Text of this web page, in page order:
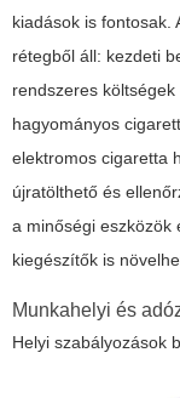
kiadások is fontosak.
rétegből áll: kezdeti
rendszeres
hagyományos
elektromos cigaretta
újratölthető és
a minőségi eszközök
kiegészítők is
Munkahelyi és
Helyi szabályozások